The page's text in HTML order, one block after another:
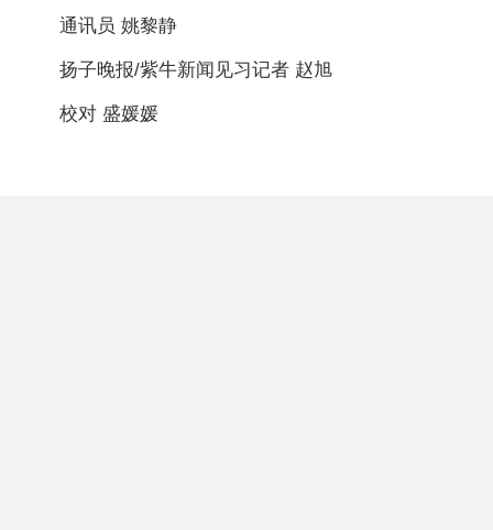
通讯员 姚黎静
扬子晚报/紫牛新闻见习记者 赵旭
校对 盛媛媛